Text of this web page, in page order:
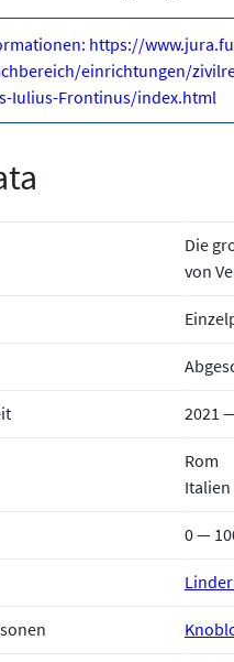
https://
einrichtungen/
Iulius-Frontinus/index.html
Die
von
2021
Rom
Italien
0 —